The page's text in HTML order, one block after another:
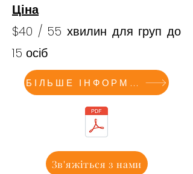
Ціна
$40 / 55 хвилин для груп до
15 осіб
БІЛЬШЕ ІНФОРМАЦІЇ ТУТ
Зв'яжіться з нами